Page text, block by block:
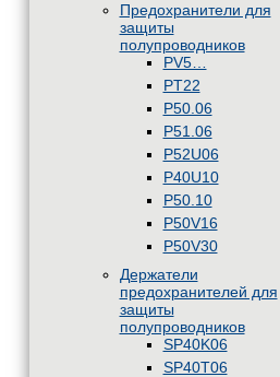
Предохранители для
защиты
полупроводников
PV5…
PT22
P50.06
P51.06
P52U06
P40U10
P50.10
P50V16
P50V30
Держатели
предохранителей для
защиты
полупроводников
SP40K06
SP40T06